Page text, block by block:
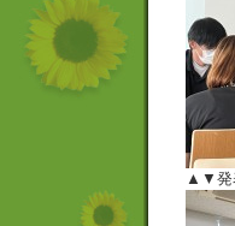
▲▼発